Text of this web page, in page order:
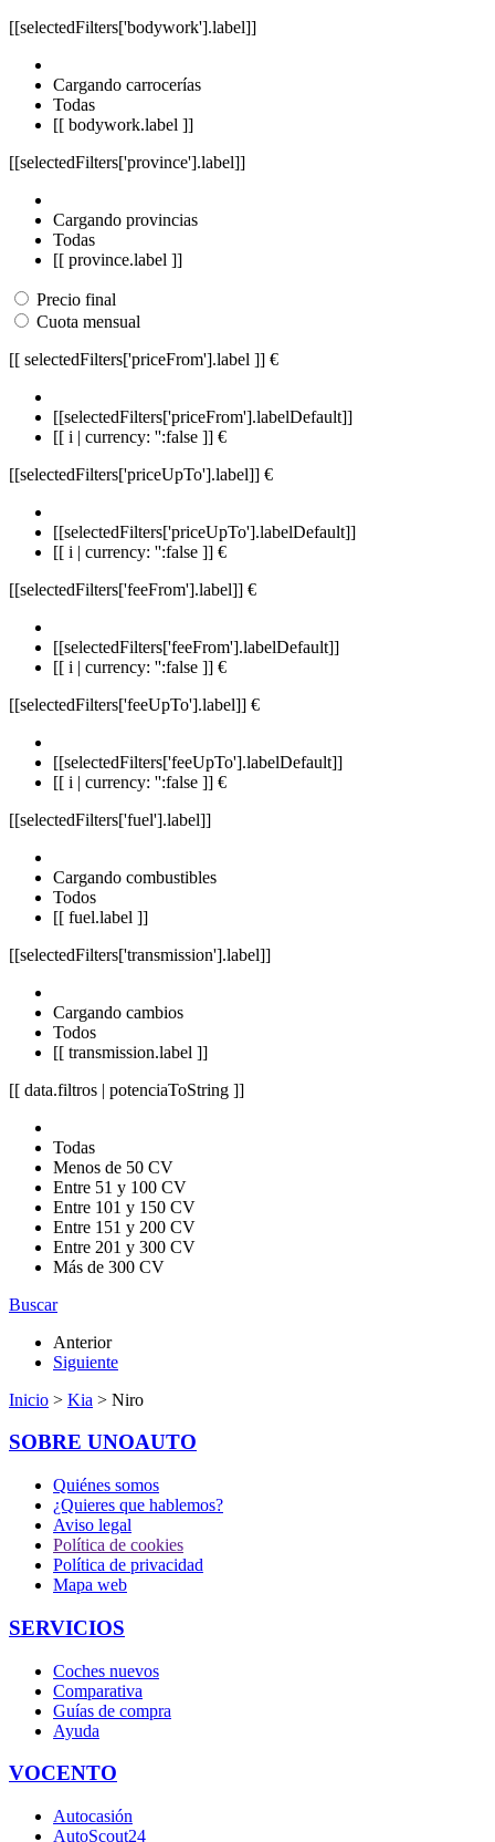
[[selectedFilters['bodywork'].label]]
Cargando carrocerías
Todas
[[ bodywork.label ]]
[[selectedFilters['province'].label]]
Cargando provincias
Todas
[[ province.label ]]
Precio final
Cuota mensual
[[ selectedFilters['priceFrom'].label ]] €
[[selectedFilters['priceFrom'].labelDefault]]
[[ i | currency: '':false ]] €
[[selectedFilters['priceUpTo'].label]] €
[[selectedFilters['priceUpTo'].labelDefault]]
[[ i | currency: '':false ]] €
[[selectedFilters['feeFrom'].label]] €
[[selectedFilters['feeFrom'].labelDefault]]
[[ i | currency: '':false ]] €
[[selectedFilters['feeUpTo'].label]] €
[[selectedFilters['feeUpTo'].labelDefault]]
[[ i | currency: '':false ]] €
[[selectedFilters['fuel'].label]]
Cargando combustibles
Todos
[[ fuel.label ]]
[[selectedFilters['transmission'].label]]
Cargando cambios
Todos
[[ transmission.label ]]
[[ data.filtros | potenciaToString ]]
Todas
Menos de 50 CV
Entre 51 y 100 CV
Entre 101 y 150 CV
Entre 151 y 200 CV
Entre 201 y 300 CV
Más de 300 CV
Buscar
Anterior
Siguiente
Inicio > Kia > Niro
SOBRE UNOAUTO
Quiénes somos
¿Quieres que hablemos?
Aviso legal
Política de cookies
Política de privacidad
Mapa web
SERVICIOS
Coches nuevos
Comparativa
Guías de compra
Ayuda
VOCENTO
Autocasión
AutoScout24